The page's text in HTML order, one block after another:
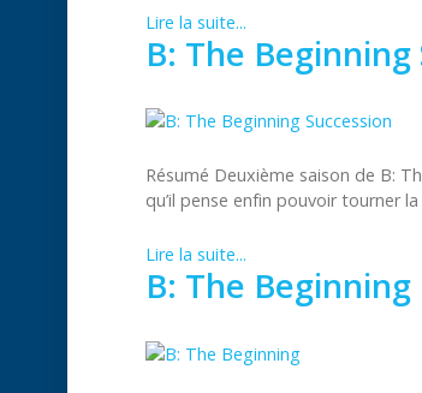
Lire la suite...
B: The Beginning
Résumé Deuxième saison de B:
qu’il pense enfin pouvoir tourner la
Lire la suite...
B: The Beginning